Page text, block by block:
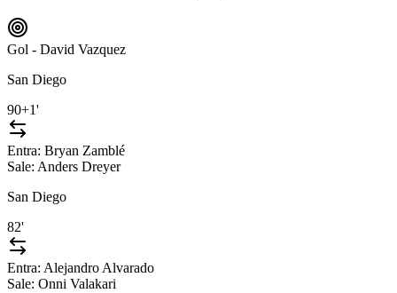
Gol - David Vazquez
San Diego
90+1'
Entra: Bryan Zamblé
Sale: Anders Dreyer
San Diego
82'
Entra: Alejandro Alvarado
Sale: Onni Valakari